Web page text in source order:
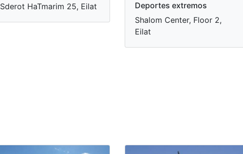
Sderot HaTmarim 25, Eilat
Deportes extremos
Shalom Center, Floor 2,
Eilat